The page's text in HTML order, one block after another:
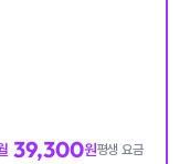
39,300원평생 요금